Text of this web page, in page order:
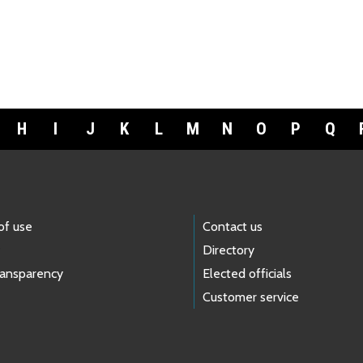
H J K L M N O P Q
use
Contact us
Directory
Elected officials
Customer service